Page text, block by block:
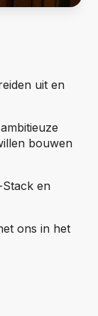
uit en
bouwen
en
ons in het